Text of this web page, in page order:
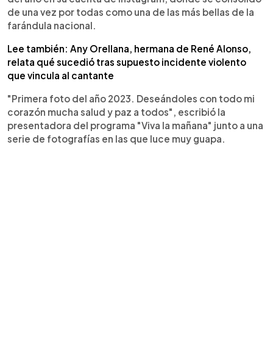
de una vez por todas como una de las más bellas de la
farándula nacional.
Lee también: Any Orellana, hermana de René Alonso,
relata qué sucedió tras supuesto incidente violento
que vincula al cantante
"Primera foto del año 2023. Deseándoles con todo mi
corazón mucha salud y paz a todos", escribió la
presentadora del programa "Viva la mañana" junto a una
serie de fotografías en las que luce muy guapa.